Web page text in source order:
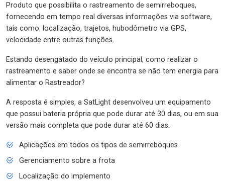
Produto que possibilita o rastreamento de semirreboques,
fornecendo em tempo real diversas informações via software,
tais como: localização, trajetos, hubodômetro via GPS,
velocidade entre outras funções.
Estando desengatado do veículo principal, como realizar o
rastreamento e saber onde se encontra se não tem energia para
alimentar o Rastreador?
A resposta é simples, a SatLight desenvolveu um equipamento
que possui bateria própria que pode durar até 30 dias, ou em sua
versão mais completa que pode durar até 60 dias.
Aplicações em todos os tipos de semirreboques
Gerenciamento sobre a frota
Localização do implemento